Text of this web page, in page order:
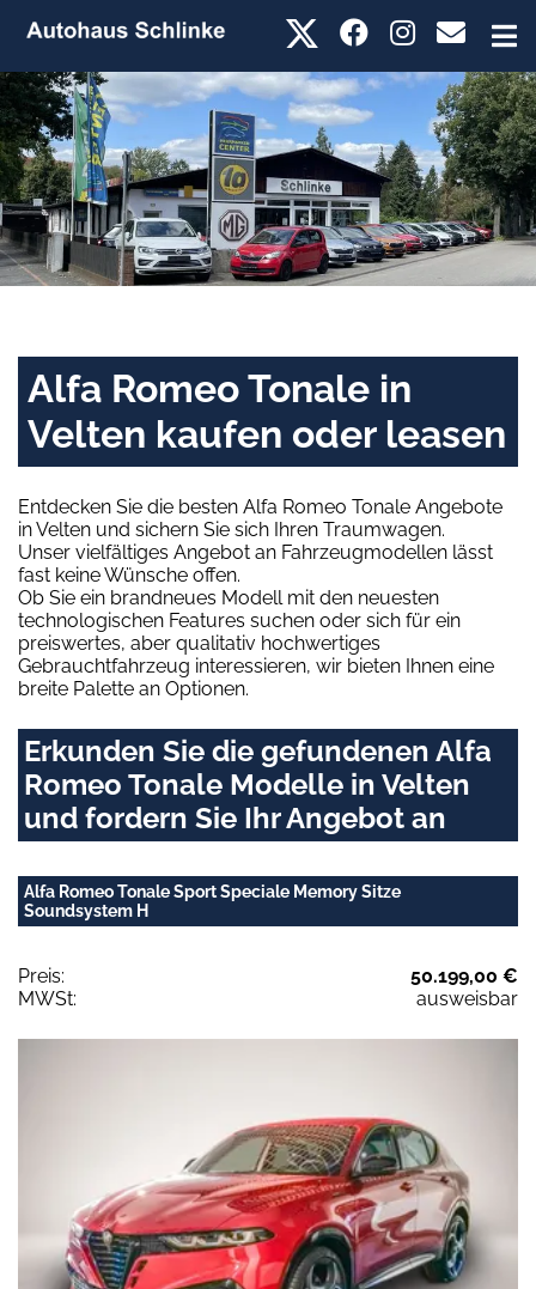
Alfa Romeo Tonale in
Velten kaufen oder leasen
Entdecken Sie die besten Alfa Romeo Tonale Angebote
in Velten und sichern Sie sich Ihren Traumwagen.
Unser vielfältiges Angebot an Fahrzeugmodellen lässt
fast keine Wünsche offen.
Ob Sie ein brandneues Modell mit den neuesten
technologischen Features suchen oder sich für ein
preiswertes, aber qualitativ hochwertiges
Gebrauchtfahrzeug interessieren, wir bieten Ihnen eine
breite Palette an Optionen.
Erkunden Sie die gefundenen Alfa
Romeo Tonale Modelle in Velten
und fordern Sie Ihr Angebot an
Alfa Romeo Tonale Sport Speciale Memory Sitze
Soundsystem H
Preis:
50.199,00 €
MWSt:
ausweisbar